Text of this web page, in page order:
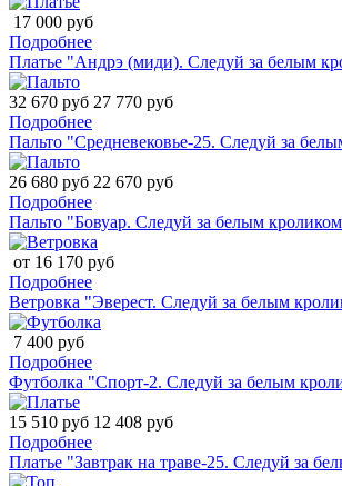
17 000 руб
Подробнее
Платье "Андрэ (миди). Следуй за белым
32 670 руб 27 770 руб
Подробнее
Пальто "Средневековье-25. Следуй за
26 680 руб 22 670 руб
Подробнее
Пальто "Бовуар. Следуй за белым
от 16 170 руб
Подробнее
Ветровка "Эверест. Следуй за белым
7 400 руб
Подробнее
Футболка "Спорт-2. Следуй за белым
15 510 руб 12 408 руб
Подробнее
Платье "Завтрак на траве-25. Следуй за